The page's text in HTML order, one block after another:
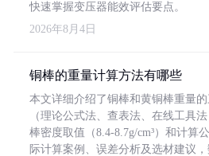
快速掌握变压器能效评估要点。
2026年8月4日
铜棒的重量计算方法有哪些
本文详细介绍了铜棒和黄铜棒重量
（理论公式法、查表法、在线工具
棒密度取值（8.4-8.7g/cm³）和计算
际计算案例、误差分析及选材建议